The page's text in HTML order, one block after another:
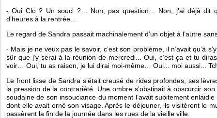
- Oui Clo ? Un souci ?… Non, pas question… Non, j’ai déjà dit
d’heures à la rentrée…
Le regard de Sandra passait machinalement d’un objet à l’autre
- Mais je ne veux pas le savoir, c’est son problème, il n’avait qu’à
sûr que j’y serai à la réunion de mercredi... Oui, c’est ça et tu
voir… Oui, tu as raison, je lui dirai moi-même… Oui... moi aussi...
Le front lisse de Sandra s’était creusé de rides profondes, ses
la pression de la contrariété. Une ombre s’obstinait à obscurcir
soudaine de son insouciance du moment l’avait subitement
dont elle avait orné son visage. Après le déjeuner, ils visitèrent le
passèrent la fin de la journée dans les rues de la vieille ville.